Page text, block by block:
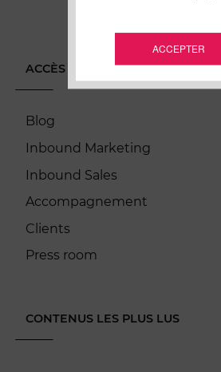
ACCEPTER
ACCÈS DIRECT
Blog
Inbound Marketing
Inbound Sales
Accompagnement
Clients
Press room
CONTENUS LES PLUS LUS